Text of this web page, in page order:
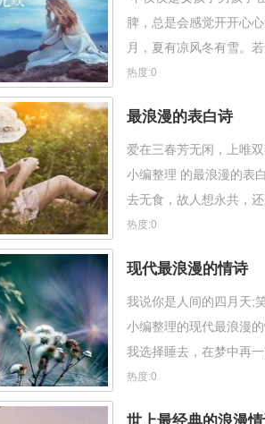
脾，总是会感觉开开心
月，夏有凉风冬有雪。
以后你喜欢
热度:0
最浪漫的表白诗
爱在三春芳无闲，上唯
小编整理 的最浪漫的表
去无食，故人想永共，
百转牵肠的五百香卷。只
热度:0
现代最浪漫的情诗
我说你是人间的四月天;
小编整理的现代最浪漫
我选择睡去，在梦中再
丽
热度:0